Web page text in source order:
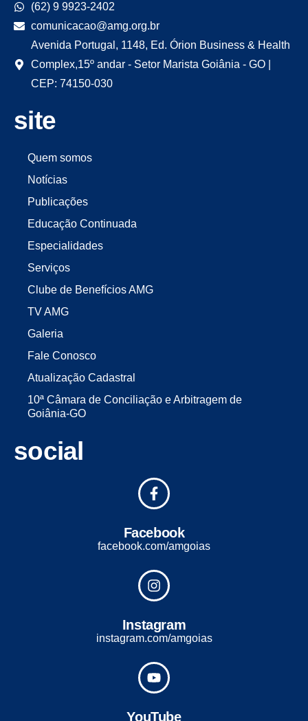
(62) 9 9923-2402
comunicacao@amg.org.br
Avenida Portugal, 1148, Ed. Órion Business & Health
Complex,15º andar - Setor Marista Goiânia - GO |
CEP: 74150-030
site
Quem somos
Notícias
Publicações
Educação Continuada
Especialidades
Serviços
Clube de Benefícios AMG
TV AMG
Galeria
Fale Conosco
Atualização Cadastral
10ª Câmara de Conciliação e Arbitragem de
Goiânia-GO
social
Facebook
facebook.com/amgoias
Instagram
instagram.com/amgoias
YouTube